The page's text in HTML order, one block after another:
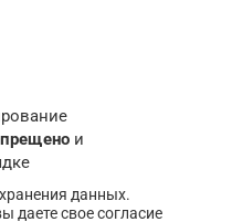
и
данных.
даете свое согласие